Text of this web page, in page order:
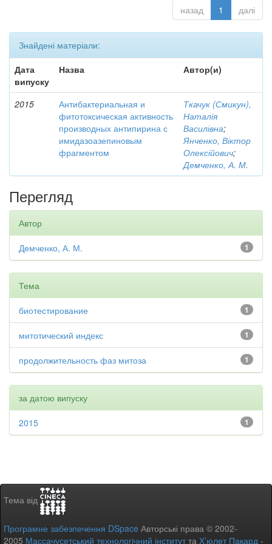
назад 1 далі
Знайдені матеріали:
Дата
випуску
Назва Автор(и)
2015
Антибактериальная и
фитотоксическая активность
производных антипирина с
имидазоазепиновым
фрагментом
Ткачук (Смикун),
Наталія
Василівна;
Янченко, Віктор
Олексійович;
Демченко, А. М.
Перегляд
Автор
1
Демченко, А. М.
Тема
1
биотестирование
1
митотический индекс
1
продолжительность фаз митоза
за датою випуску
1
2015
Тема від
Програмне забезпечення DSpace Авторські права © 2002-
2005 Массачусетський технологічний інститутта Х’юлет Пакард -